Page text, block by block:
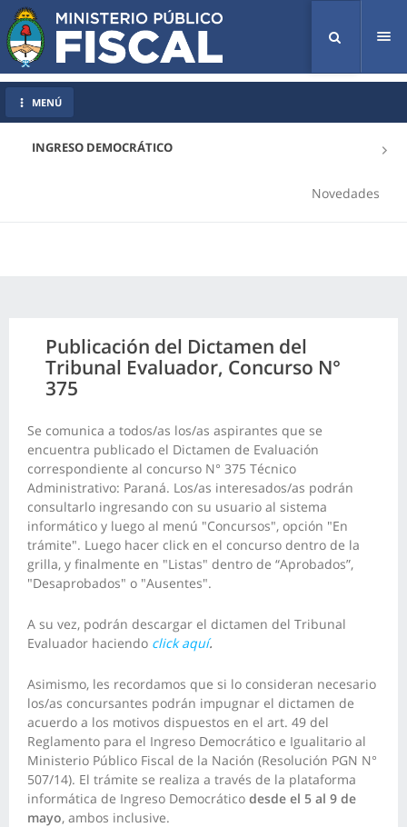
INGRESO DEMOCRÁTICO
Novedades
MENÚ
Publicación del Dictamen del
Tribunal Evaluador, Concurso N°
375
Se comunica a todos/as los/as aspirantes que se
encuentra publicado el Dictamen de Evaluación
correspondiente al concurso N° 375 Técnico
Administrativo: Paraná. Los/as interesados/as podrán
consultarlo ingresando con su usuario al sistema
informático y luego al menú "Concursos", opción "En
trámite". Luego hacer click en el concurso dentro de la
grilla, y finalmente en "Listas" dentro de “Aprobados”,
"Desaprobados" o "Ausentes".
A su vez, podrán descargar el dictamen del Tribunal
Evaluador haciendo click aquí.
Asimismo, les recordamos que si lo consideran necesario
los/as concursantes podrán impugnar el dictamen de
acuerdo a los motivos dispuestos en el art. 49 del
Reglamento para el Ingreso Democrático e Igualitario al
Ministerio Público Fiscal de la Nación (Resolución PGN N°
507/14). El trámite se realiza a través de la plataforma
informática de Ingreso Democrático desde el 5 al 9 de
mayo, ambos inclusive.